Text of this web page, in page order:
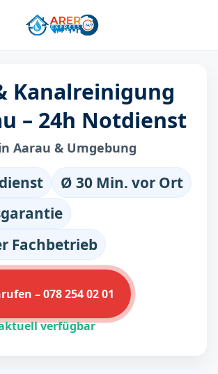
Kanalreinigung
– 24h Notdienst
Aarau & Umgebung
Ø 30 Min. vor Ort
Fachbetrieb
– 078 254 02 01
verfügbar